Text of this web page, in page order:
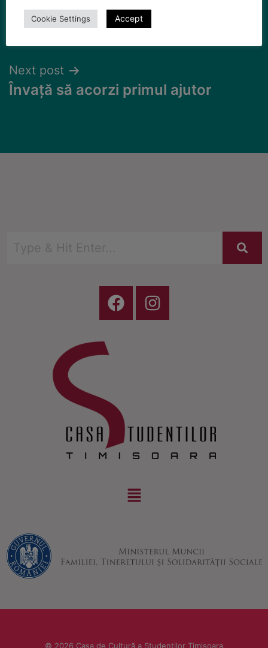
Previous post
Mamă, astăzi cu drag joc
Next post
Învață să acorzi primul ajutor
© 2026 Casa de Cultură a Studenților Timișoara
Cookie Settings Accept